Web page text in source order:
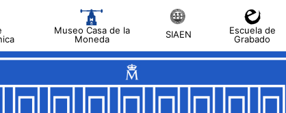
Museo Casa de la
Moneda
SIAEN
Escuela de
Grabado